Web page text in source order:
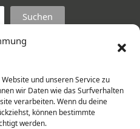
und unseren Service zu
wir Daten wie das Surfverhalten
verarbeiten. Wenn du deine
können bestimmte
werden.
Suchen